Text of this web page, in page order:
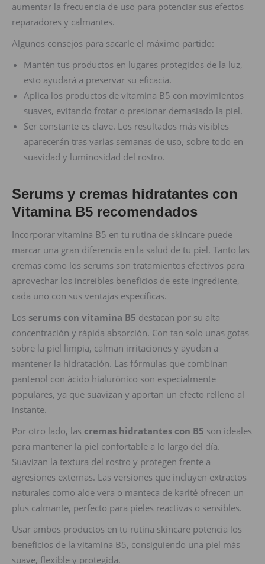
aumentar la frecuencia de uso para potenciar sus efectos
reparadores y calmantes.
Algunos consejos para sacarle el máximo partido:
Mantén tus productos en lugares protegidos de la luz,
esto ayudará a preservar su eficacia.
Aplica los productos de vitamina B5 con movimientos
suaves, evitando frotar o presionar demasiado la piel.
Ser constante es clave. Los resultados más visibles
aparecerán tras varias semanas de uso, sobre todo en
suavidad y luminosidad del rostro.
Serums y cremas hidratantes con
Vitamina B5 recomendados
Incorporar vitamina B5 en tu rutina de skincare puede
marcar una gran diferencia en la salud de tu piel. Tanto las
cremas como los serums son tratamientos efectivos para
aprovechar los increíbles beneficios de este ingrediente,
cada uno con sus ventajas específicas.
Los serums con vitamina B5 destacan por su alta
concentración y rápida absorción. Con tan solo unas gotas
sobre la piel limpia, calman irritaciones y ayudan a
mantener la hidratación. Las fórmulas que combinan
pantenol con ácido hialurónico son especialmente
populares, ya que suavizan y aportan un efecto relleno al
instante.
Por otro lado, las cremas hidratantes con B5 son ideales
para mantener la piel confortable a lo largo del día.
Suavizan la textura del rostro y protegen frente a
agresiones externas. Las versiones que incluyen extractos
naturales como aloe vera o manteca de karité ofrecen un
plus calmante, perfecto para pieles reactivas o sensibles.
Usar ambos productos en tu rutina skincare potencia los
beneficios de la vitamina B5, consiguiendo una piel más
suave, flexible y protegida.